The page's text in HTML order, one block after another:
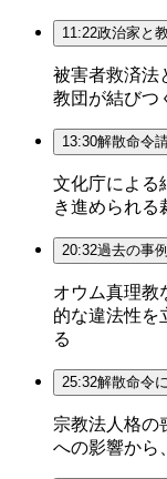
11:22政治家と
被害者救済法
教団が結びつ
13:30解散命令
文化庁による
き進められる
20:32過去の事
オウム真理教
的な違法性を
る
25:32解散命令
宗教法人格の
への影響から